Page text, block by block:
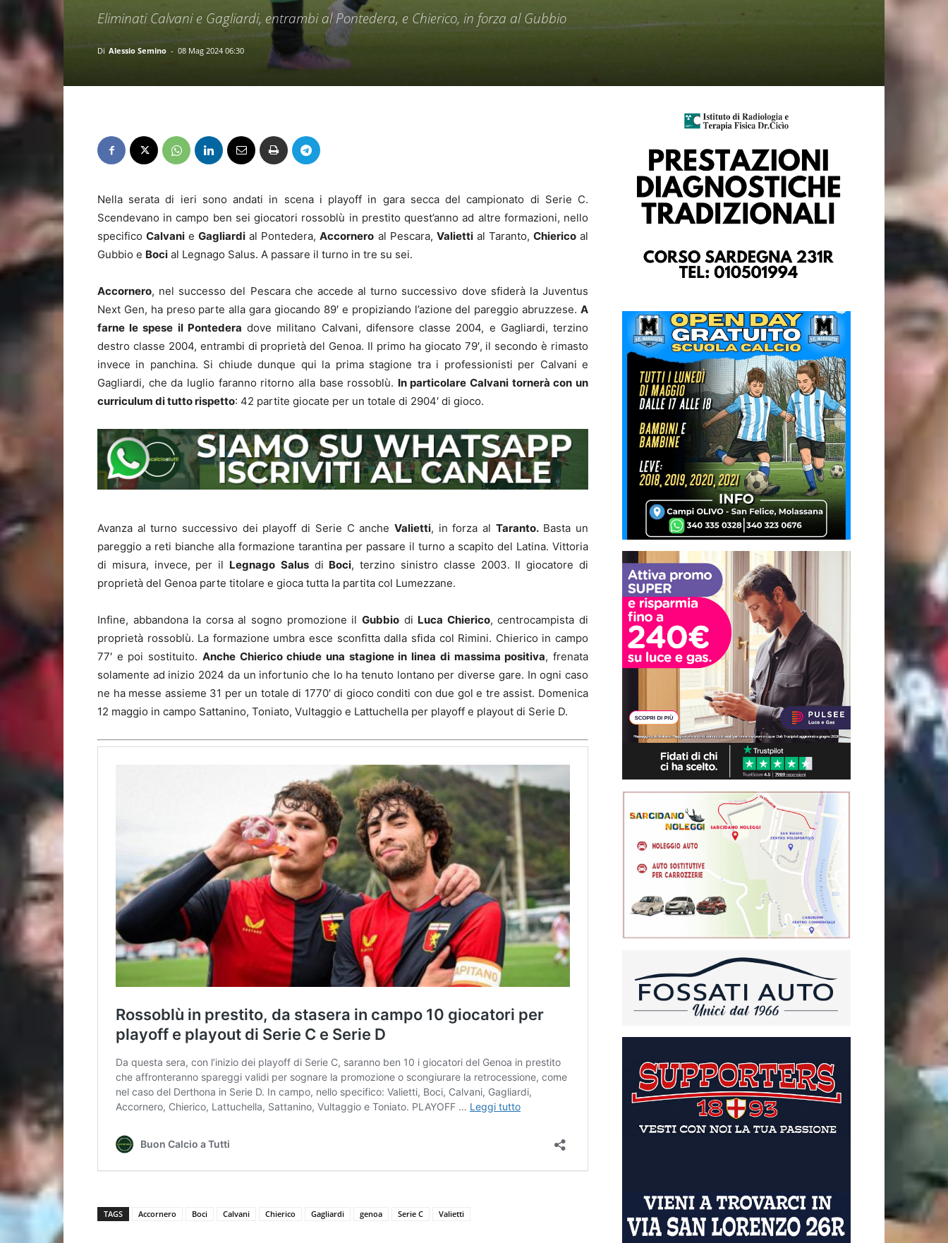
Eliminati Calvani e Gagliardi, entrambi al Pontedera, e Chierico, in forza al Gubbio
Di Alessio Semino - 08 Mag 2024 06:30
Nella serata di ieri sono andati in scena i playoff in gara secca del campionato di Serie C.
Scendevano in campo ben sei giocatori rossoblù in prestito quest’anno ad altre formazioni, nello
specificoCalvani eGagliardi al Pontedera,Accornero al Pescara, Valiettial Taranto, Chiericoal
Gubbio e Boci al Legnago Salus. A passare il turno in tre su sei.
Accornero, nel successo del Pescara che accede al turno successivo dove sfiderà la Juventus
Next Gen, ha preso parte alla gara giocando 89′ e propiziando l’azione del pareggio abruzzese. A
farne le spese il Pontedera dove militano Calvani, difensore classe 2004, e Gagliardi, terzino
destro classe 2004, entrambi di proprietà del Genoa. Il primo ha giocato 79′, il secondo è rimasto
invece in panchina. Si chiude dunque qui la prima stagione tra i professionisti per Calvani e
Gagliardi, che da luglio faranno ritorno alla base rossoblù. In particolare Calvani tornerà con un
curriculum di tutto rispetto: 42 partite giocate per un totale di 2904′ di gioco.
Avanza al turno successivo dei playoff di Serie C anche Valietti, in forza al Taranto.Basta un
pareggio a reti bianche alla formazione tarantina per passare il turno a scapito del Latina. Vittoria
di misura, invece, per il Legnago Salusdi Boci, terzino sinistro classe 2003. Il giocatore di
proprietà del Genoa parte titolare e gioca tutta la partita col Lumezzane.
Infine, abbandona la corsa al sogno promozione il Gubbiodi Luca Chierico, centrocampista di
proprietà rossoblù. La formazione umbra esce sconfitta dalla sfida col Rimini. Chierico in campo
77′ e poi sostituito. Anche Chierico chiude una stagione in linea di massima positiva, frenata
solamente ad inizio 2024 da un infortunio che lo ha tenuto lontano per diverse gare. In ogni caso
ne ha messe assieme 31 per un totale di 1770′ di gioco conditi con due gol e tre assist. Domenica
12 maggio in campo Sattanino, Toniato, Vultaggio e Lattuchella per playoff e playout di Serie D.
TAGS Accornero Boci Calvani Chierico Gagliardi genoa Serie C Valietti